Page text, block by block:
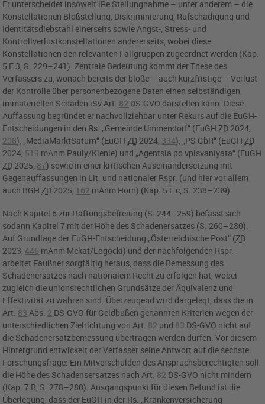
Er unterscheidet insoweit iRe Stellungnahme – unter anderem – die
Konstellationen Bloßstellung, Diskriminierung, Rufschädigung und
Identitätsdiebstahl einerseits sowie Angst-, Stress- und
Kontrollverlustkonstellationen andererseits, wobei diese
Konstellationen den relevanten Fallgruppen zugeordnet werden (Kap.
5 E 3, S. 229–241). Zentrale Bedeutung kommt der These des
Verfassers zu, wonach bereits der bloße – auch kurzfristige – Verlust
der Kontrolle über personenbezogene Daten einen selbständigen
immateriellen Schaden iSvArt. 82 DS-GVO darstellen kann. Diese
Auffassung begründet er nachvollziehbar unter Rekurs auf die EuGH-
Entscheidungen in den Rs. „Gemeinde Ummendorf“ (EuGH ZD 2024,
208), „MediaMarktSaturn“ (EuGH ZD 2024, 334), „PS GbR“ (EuGH ZD
2024, 519 mAnm Pauly/Kienle) und „Agentsia po vpisvaniyata“ (EuGH
ZD 2025, 87) sowie in einer kritischen Auseinandersetzung mit
Gegenauffassungen in Lit. und nationaler Rspr. (und hier vor allem
auch BGH ZD 2025, 162 mAnm Horn) (Kap. 5 E c, S. 238–239).
Nach Kapitel 6 zur Haftungsbefreiung (S. 244–259) befasst sich
sodann Kapitel 7 mit der Höhe des Schadenersatzes (S. 260–280).
Auf Grundlage der EuGH-Entscheidung „Österreichische Post“ (ZD
2023, 446 mAnm Mekat/Logocki) und der nachfolgenden Rspr.
arbeitet Faußner sorgfältig heraus, dass die Bemessung des
Schadenersatzes nach nationalem Recht zu erfolgen hat, wobei
zugleich die unionsrechtlichen Grundsätze der Äquivalenz und
Effektivität zu wahren sind. Überzeugend wird dargelegt, dass die in
Art. 83 Abs. 2 DS-GVO für Geldbußen genannten Kriterien wegen der
unterschiedlichen Zielrichtung vonArt. 82 und 83 DS-GVO nicht auf
die Schadenersatzbemessung übertragen werden dürfen. Vor diesem
Hintergrund entwickelt der Verfasser seine Antwort auf die sechste
Forschungsfrage: Ein Mitverschulden des Anspruchsberechtigten soll
die Höhe des Schadensersatzes nachArt. 82 DS-GVO nicht mindern
(Kap. 7 B, S. 278–280). Ausgangspunkt für diesen Befund ist die
Überlegung, dass der EuGH in der Rs. „Krankenversicherung